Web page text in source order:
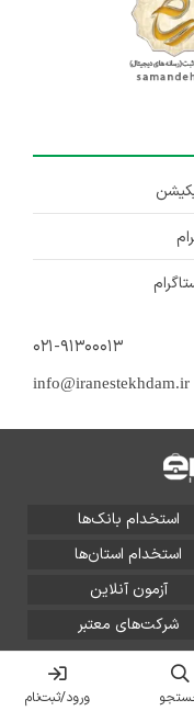
۰۲۱-۹۱۳۰۰۰۱۳
info@iranestekhdam.ir
استخدام بانک‌ها
استخدام استان‌ها
آزمون آنلاین
شرکت‌های معتبر
سیستم محفوظ است و هر
دارد.
ورود/ثبت‌نام